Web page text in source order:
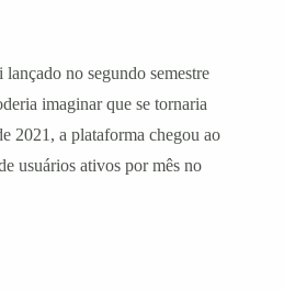
no segundo semestre
imaginar que se tornaria
2021, a plataforma chegou ao
usuários ativos por mês no